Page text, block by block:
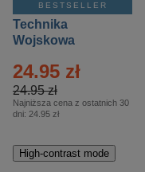
BESTSELLER
Technika
Wojskowa
– 2/2026
24.95 zł
24.95 zł
Najniższa cena z ostatnich 30
dni: 24.95 zł
High-contrast mode